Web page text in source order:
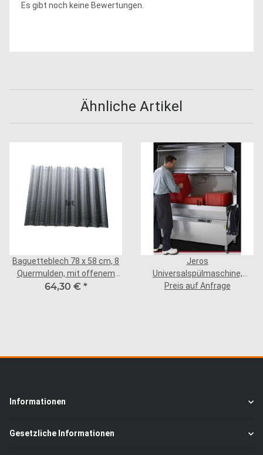
Es gibt noch keine Bewertungen.
Ähnliche Artikel
Baguetteblech 78 x 58 cm, 8
Quermulden, mit offenem
Rand
64,30 € *
Jeros
Universalspülmaschine,
Modell 9130
Preis auf Anfrage
Informationen
Gesetzliche Informationen